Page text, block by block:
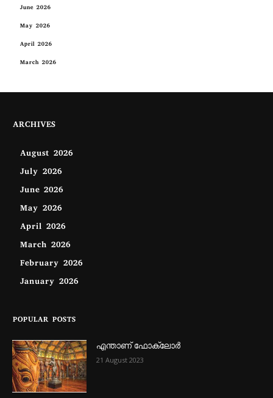
June 2026
May 2026
April 2026
March 2026
ARCHIVES
August 2026
July 2026
June 2026
May 2026
April 2026
March 2026
February 2026
January 2026
POPULAR POSTS
എന്താണ്‌ ഫോക്‌ലോർ
21 August 2023